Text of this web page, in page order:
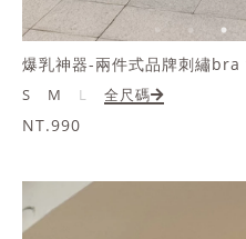
爆乳神器-兩件式品牌刺繡bra
S M L 全尺碼
NT.990